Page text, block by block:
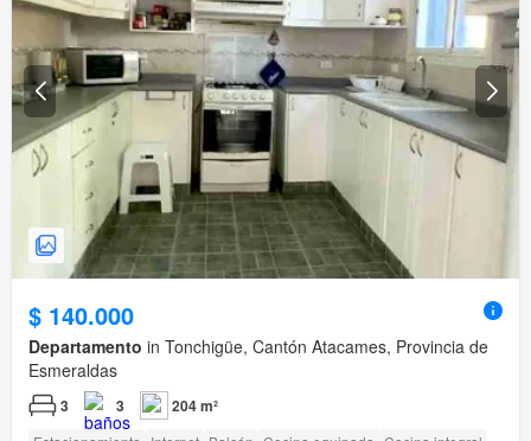
$ 140.000
Departamento in Tonchigüe, Cantón Atacames, Provincia de
Esmeraldas
3 3 204 m²